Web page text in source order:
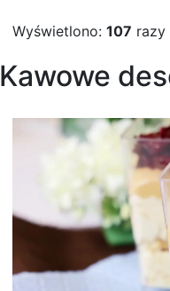
Wyświetlono: 107 razy
Kawowe